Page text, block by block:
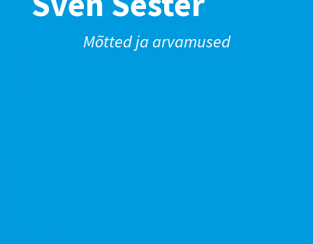
Mõtted ja arvamused